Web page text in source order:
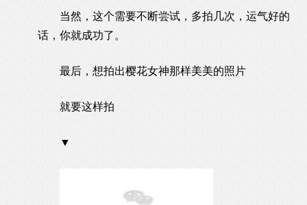
当然，这个需要不断尝试，多拍几次，运气好的
话，你就成功了。
最后，想拍出樱花女神那样美美的照片
就要这样拍
▼